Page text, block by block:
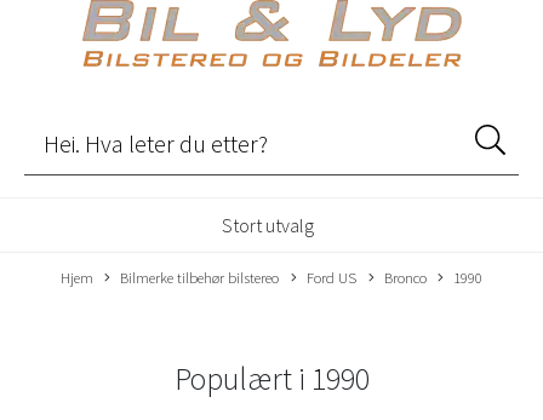
Stort utvalg
Hjem Bilmerke tilbehør bilstereo Ford US Bronco 1990
Populært i 1990